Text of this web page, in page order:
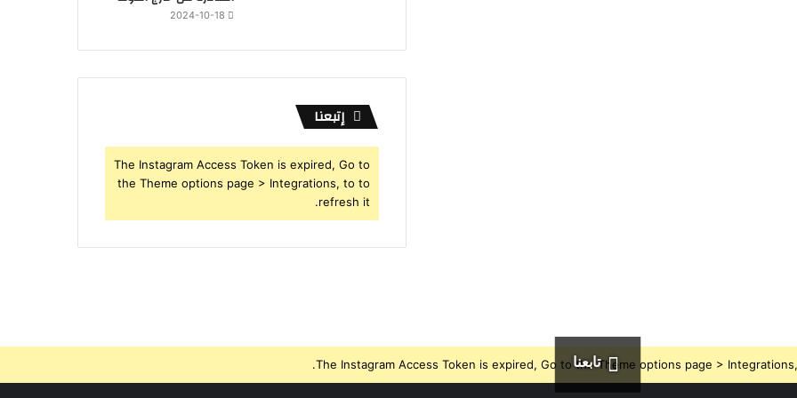
2024-10-18
إتبعنا
The Instagram Access Token is expired, Go to
the Theme options page > Integrations, to to
refresh it.
تابعنا
The Instagram Access Token is expired, Go to the Theme options page >